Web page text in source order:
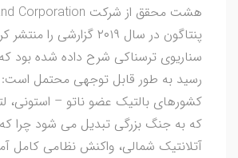
پنتاگون در سال ۲۰۱۹ گزارشی
سناریوی ترسناکی شرح داده شده بود
رسید به طور قابل توجهی محتمل است:
کشورهای بالتیک عضو ناتو – استونی،
آتلانتیک شمالی، واکنش نظامی کامل